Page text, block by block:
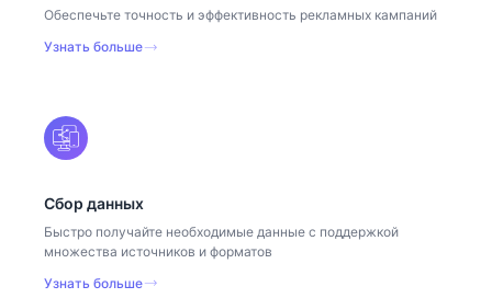
Обеспечьте точность и эффективность рекламных кампаний
Узнать больше
Сбор данных
Быстро получайте необходимые данные с поддержкой
множества источников и форматов
Узнать больше